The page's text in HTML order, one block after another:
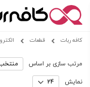
to
کافه ربات قطعات
مرتب سازی بر اساس
نمایش